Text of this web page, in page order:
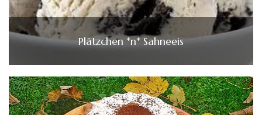
Plätzchen *n* Sahneeis